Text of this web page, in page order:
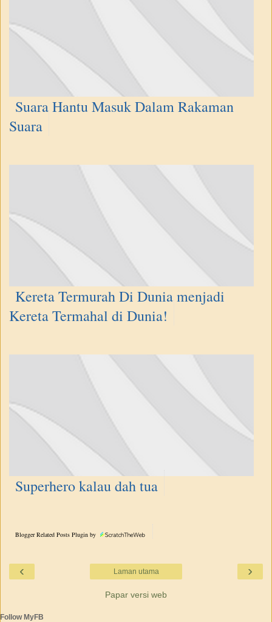
Suara Hantu Masuk Dalam Rakaman
Suara
Kereta Termurah Di Dunia menjadi
Kereta Termahal di Dunia!
Superhero kalau dah tua
Blogger Related Posts Plugin by
‹ ›
Laman utama
Papar versi web
Follow MyFB